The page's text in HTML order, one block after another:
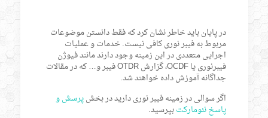
در پایان باید خاطر نشان کرد که فقط دانستن موضوعات
مربوط به فیبر نوری کافی نیست. خدمات و عملیات
اجرایی متعددی در این زمینه وجود دارند مانند فیوژن
فیبرنوری یا OCDF، گزارش OTDR فیبر و… که در مقالات
جداگانه آموزش داده خواهند شد.
اگر سوالی در زمینه فیبر نوری دارید در بخشپرسش و
پاسخ نئومارکتبپرسید.